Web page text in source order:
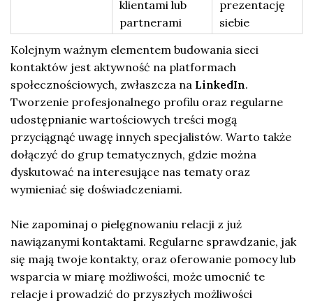
klientami lub
partnerami
prezentację
siebie
Kolejnym ważnym elementem budowania sieci
kontaktów jest aktywność na platformach
społecznościowych, zwłaszcza na LinkedIn.
Tworzenie profesjonalnego profilu oraz regularne
udostępnianie wartościowych treści mogą
przyciągnąć uwagę innych specjalistów. Warto także
dołączyć do grup tematycznych, gdzie można
dyskutować na interesujące nas tematy oraz
wymieniać się doświadczeniami.
Nie zapominaj o pielęgnowaniu relacji z już
nawiązanymi kontaktami. Regularne sprawdzanie, jak
się mają twoje kontakty, oraz oferowanie pomocy lub
wsparcia w miarę możliwości, może umocnić te
relacje i prowadzić do przyszłych możliwości